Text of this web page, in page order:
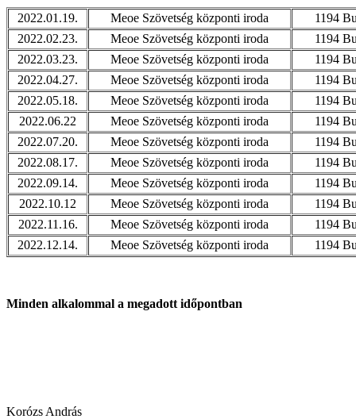
2022.01.19. Meoe Szövetség központi iroda
1194
2022.02.23.
Meoe Szövetség központi iroda
1194
2022.03.23.
Meoe Szövetség központi iroda
1194
2022.04.27.
Meoe Szövetség központi iroda
1194
2022.05.18.
Meoe Szövetség központi iroda
1194
2022.06.22
Meoe Szövetség központi iroda
1194
2022.07.20.
Meoe Szövetség központi iroda
1194
2022.08.17.
Meoe Szövetség központi iroda
1194
2022.09.14.
Meoe Szövetség központi iroda
1194
2022.10.12
Meoe Szövetség központi iroda
1194
2022.11.16.
Meoe Szövetség központi iroda
1194
2022.12.14.
Meoe Szövetség központi iroda 1194
Minden alkalommal a megadott időpontban
Korózs András